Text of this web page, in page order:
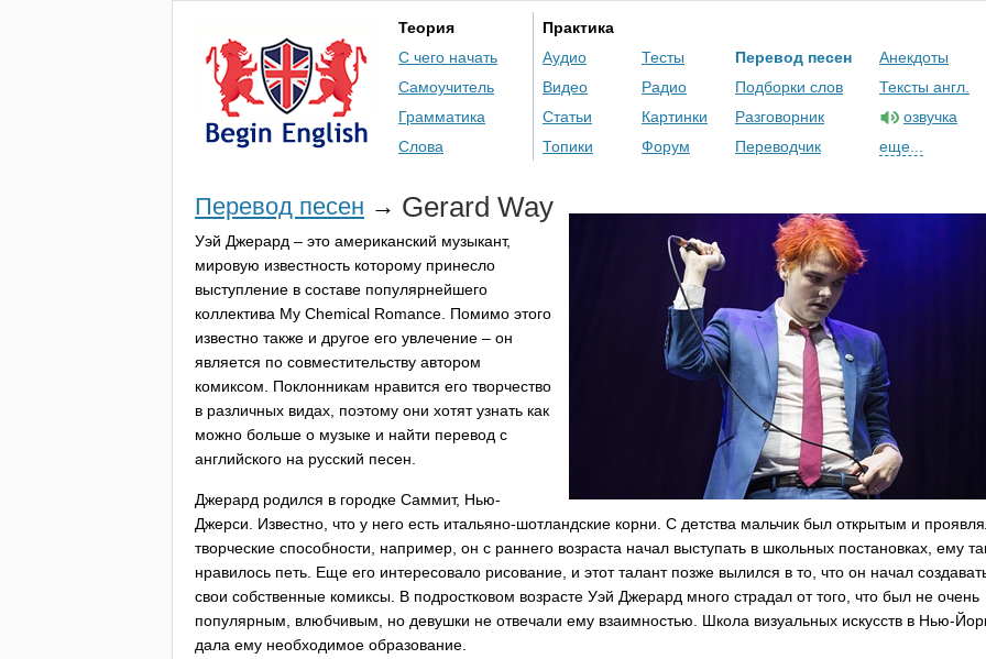
Теория
С чего начать
Самоучитель
Грамматика
Слова
Практика
Аудио
Видео
Статьи
Топики
Тесты
Радио
Картинки
Форум
Перевод песен
Подборки слов
Разговорник
Переводчик
Анекдоты
Тексты англ.
озвучка
еще...
Перевод песен → Gerard Way
Уэй Джерард – это американский музыкант,
мировую известность которому принесло
выступление в составе популярнейшего
коллектива My Chemical Romance. Помимо этого
известно также и другое его увлечение – он
является по совместительству автором
комиксом. Поклонникам нравится его творчество
в различных видах, поэтому они хотят узнать как
можно больше о музыке и найти перевод с
английского на русский песен.
Джерард родился в городке Саммит, Нью-
Джерси. Известно, что у него есть итальяно-шотландские корни. С детства мальчик был открытым и
творческие способности, например, он с раннего возраста начал выступать в школьных постановках, ему
нравилось петь. Еще его интересовало рисование, и этот талант позже вылился в то, что он начал
свои собственные комиксы. В подростковом возрасте Уэй Джерард много страдал от того, что был не очень
популярным, влюбчивым, но девушки не отвечали ему взаимностью. Школа визуальных искусств в Нью-
дала ему необходимое образование.